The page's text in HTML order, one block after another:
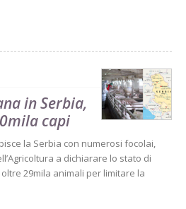
in Serbia,
capi
la Serbia con numerosi focolai,
a dichiarare lo stato di
29mila animali per limitare la